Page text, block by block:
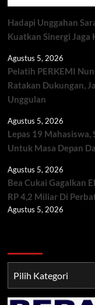
Hadapi Unggahan
Kuatkan Sinergi Jaga
Agustus 5, 2026
Pelatih PERKEMI
Ratakan Dukungan,
Unggulan
Agustus 5, 2026
Lepas 19
Untuk Masa Depan
Agustus 5, 2026
Bea Cukai Gagalkan
RP 4,2 Miliar Di
Agustus 5, 2026
TNI/POLRI